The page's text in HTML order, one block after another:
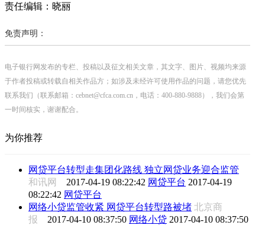
责任编辑：晓丽
免责声明：
电子银行网发布的专栏、投稿以及征文相关文章，其文字、图片、视频均来源
于作者投稿或转载自相关作品方；如涉及未经许可使用作品的问题，请您优先
联系我们（联系邮箱：cebnet@cfca.com.cn，电话：400-880-9888），我们会第
一时间核实，谢谢配合。
为你推荐
网贷平台转型走集团化路线 独立网贷业务迎合监管
和讯网 2017-04-19 08:22:42 网贷平台 2017-04-19
08:22:42 网贷平台
网络小贷监管收紧 网贷平台转型路被堵 北京商
报 2017-04-10 08:37:50 网络小贷 2017-04-10 08:37:50